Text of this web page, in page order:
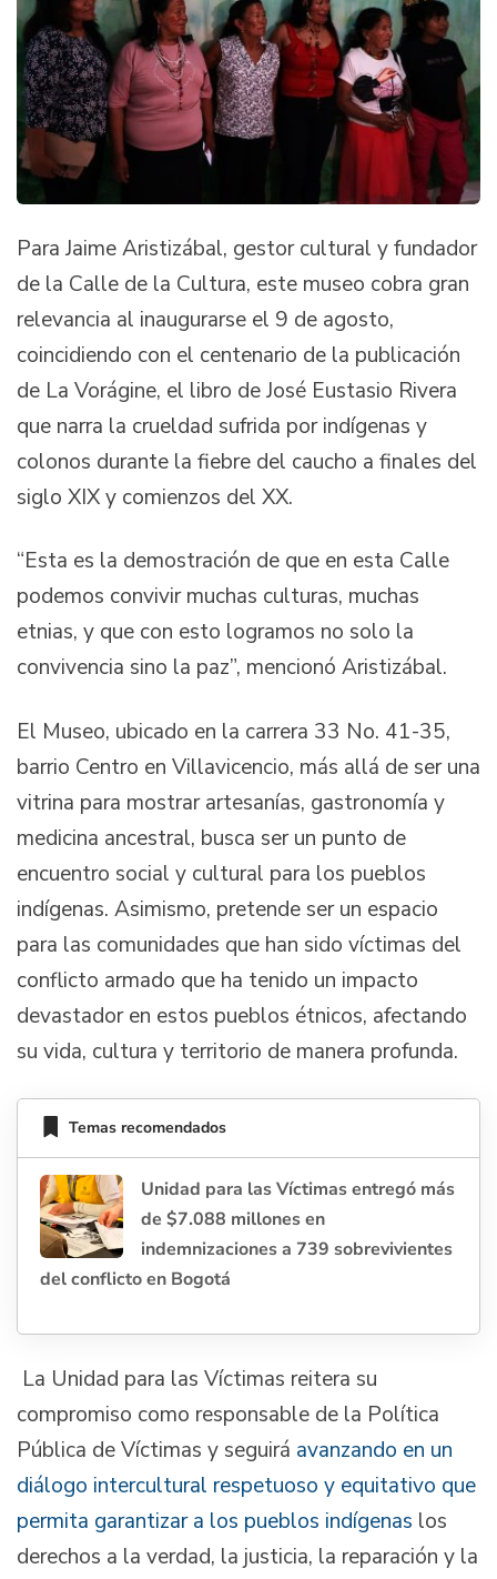
Para Jaime Aristizábal, gestor cultural y fundador
de la Calle de la Cultura, este museo cobra gran
relevancia al inaugurarse el 9 de agosto,
coincidiendo con el centenario de la publicación
de La Vorágine, el libro de José Eustasio Rivera
que narra la crueldad sufrida por indígenas y
colonos durante la fiebre del caucho a finales del
siglo XIX y comienzos del XX.
“Esta es la demostración de que en esta Calle
podemos convivir muchas culturas, muchas
etnias, y que con esto logramos no solo la
convivencia sino la paz”, mencionó Aristizábal.
El Museo, ubicado en la carrera 33 No. 41-35,
barrio Centro en Villavicencio, más allá de ser una
vitrina para mostrar artesanías, gastronomía y
medicina ancestral, busca ser un punto de
encuentro social y cultural para los pueblos
indígenas. Asimismo, pretende ser un espacio
para las comunidades que han sido víctimas del
conflicto armado que ha tenido un impacto
devastador en estos pueblos étnicos, afectando
su vida, cultura y territorio de manera profunda.
Temas recomendados
Unidad para las Víctimas entregó más
de $7.088 millones en
indemnizaciones a 739 sobrevivientes
del conflicto en Bogotá
La Unidad para las Víctimas reitera su
compromiso como responsable de la Política
Pública de Víctimas y seguirá avanzando en un
diálogo intercultural respetuoso y equitativo que
permita garantizar a los pueblos indígenas los
derechos a la verdad, la justicia, la reparación y la